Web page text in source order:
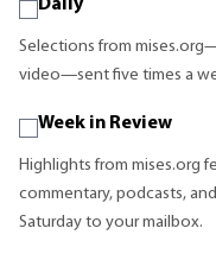
Daily
Selections from
video—sent five times a
Week in Review
Highlights from mises.org
commentary, podcasts,
Saturday to your mailbox.